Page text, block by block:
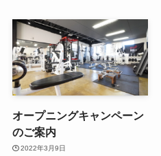
オープニングキャンペーン
のご案内
2022年3月9日